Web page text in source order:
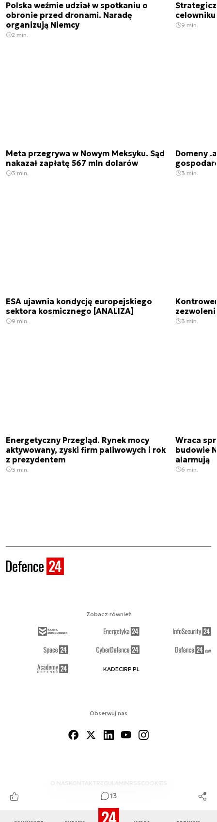
13
Polska weźmie udział w spotkaniu o
obronie przed dronami. Naradę
organizują Niemcy
2 min.
9 min.
Meta przegrywa w Nowym Meksyku. Sąd
nakazał zapłatę 567 mln dolarów
3 min.
Domeny
3 min.
ESA ujawnia kondycję europejskiego
sektora kosmicznego [ANALIZA]
9 min. 3 min.
Energetyczny Przegląd. Rynek mocy
aktywowany, zyski firm paliwowych i rok
z prezydentem
3 min.
Wraca
budowie
alarmują
6 min.
Obserwuj nas
O NAS KONTAKTREGULAMINRSS COOKIES
Zobacz również
KADECIRP.PL